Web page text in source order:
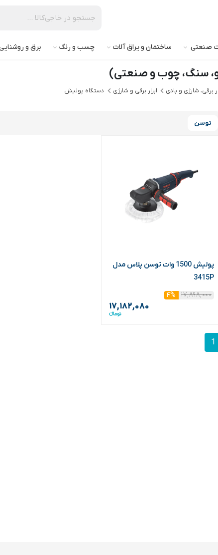
صنعتی ساختمان و یراق آلات چسب و رنگ برق و
سنگ، چوب و صنعتی)
برقی، شارژی و بادی ابزار برقی و شارژی دستگاه پولیش
توسن
پولیش 1500 وات توسن پلاس مدل
3415P
۱۷,۸۹۸,۰۰۰
۴%
۱۷,۱۸۲,۰۸۰
1